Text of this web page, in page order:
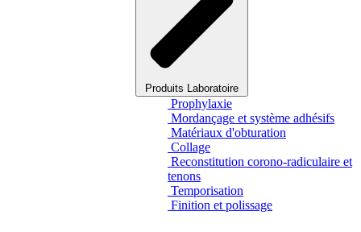
Produits Laboratoire
Prophylaxie
Mordançage et système adhésifs
Matériaux d'obturation
Collage
Reconstitution corono-radiculaire et
tenons
Temporisation
Finition et polissage